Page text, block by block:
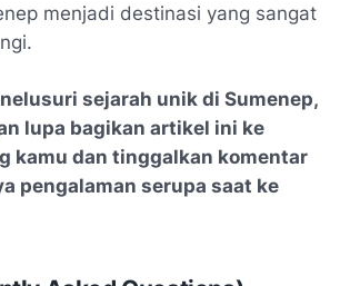
menjadi destinasi yang sangat
sejarah unik di Sumenep,
lupa bagikan artikel ini ke
kamu dan tinggalkan komentar
pengalaman serupa saat ke